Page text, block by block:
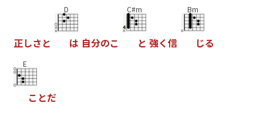
正しさと
D
は 自分のこ
C#m
と 強く信
Bm
じる
E
こ とだ